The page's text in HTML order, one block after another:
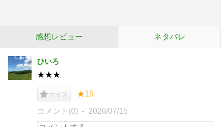
感想レビュー ネタバレ
ひいろ
★★★
ナイス ★15
コメント(0) 2026/07/15